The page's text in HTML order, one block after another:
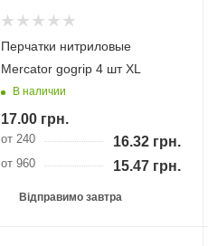
Перчатки нитриловые
Mercator gogrip 4 шт ХL
В наличии
17.00грн.
от 240 16.32грн.
от 960 15.47грн.
Відправимо завтра